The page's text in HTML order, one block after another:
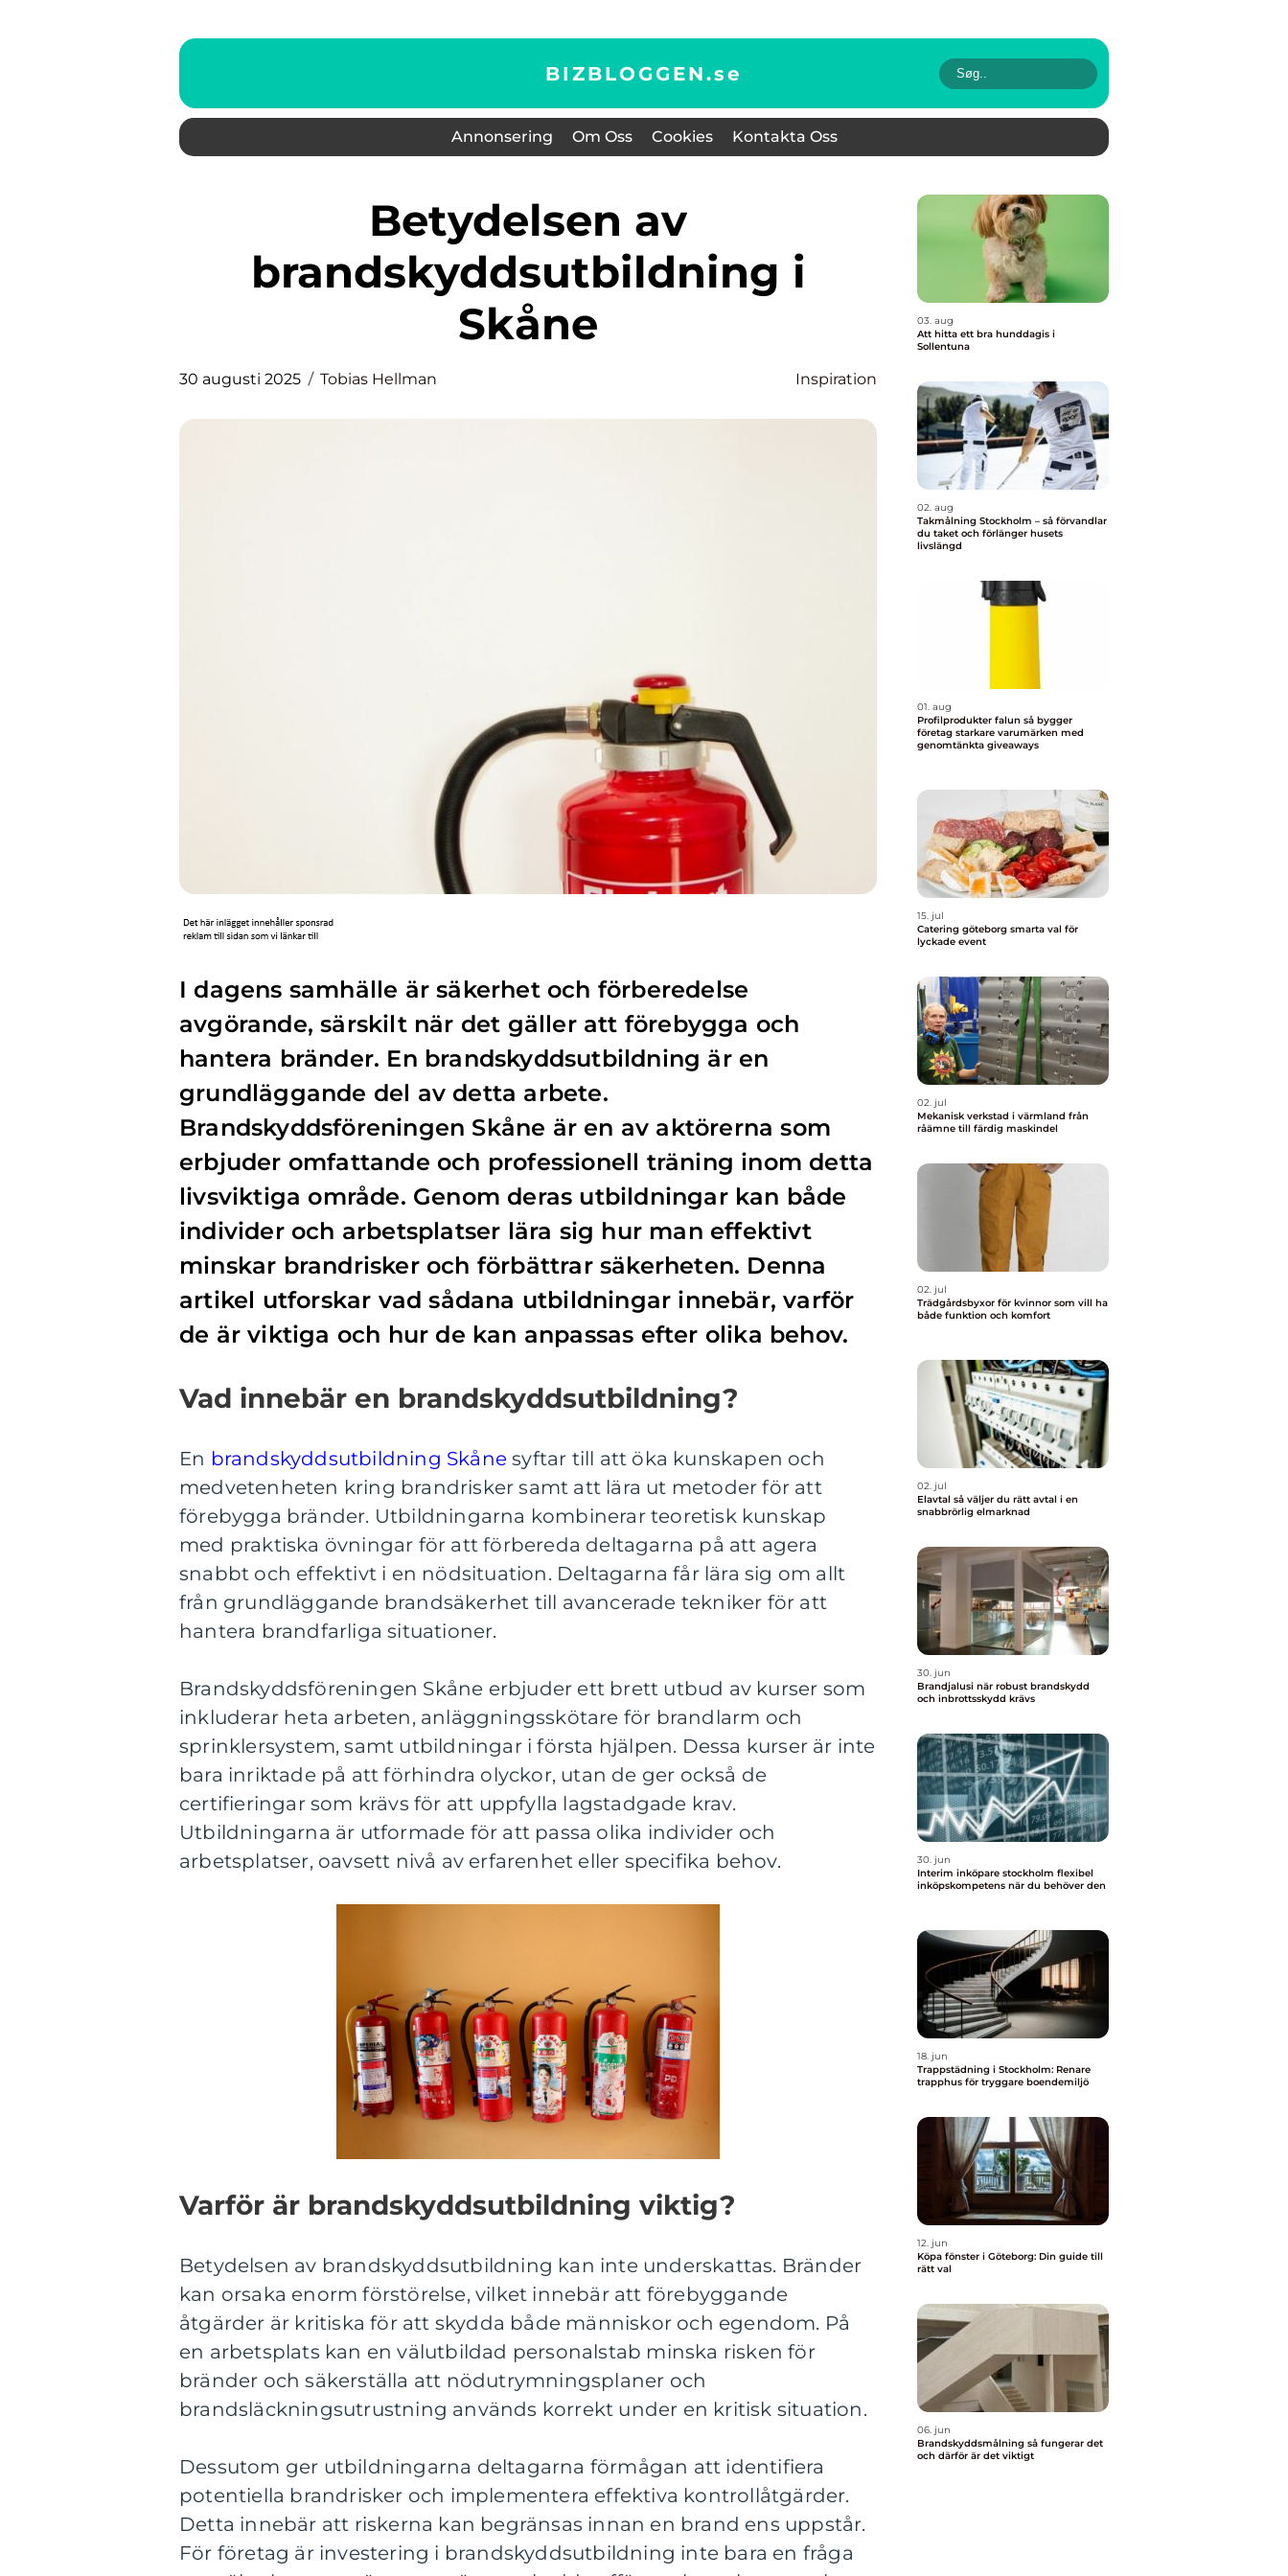
BIZBLOGGEN.se
Annonsering Om Oss Cookies Kontakta Oss
Betydelsen av
brandskyddsutbildning i
Skåne
30 augusti 2025 Tobias Hellman Inspiration
I dagens samhälle är säkerhet och förberedelse
avgörande, särskilt när det gäller att förebygga och
hantera bränder. En brandskyddsutbildning är en
grundläggande del av detta arbete.
Brandskyddsföreningen Skåne är en av aktörerna som
erbjuder omfattande och professionell träning inom detta
livsviktiga område. Genom deras utbildningar kan både
individer och arbetsplatser lära sig hur man effektivt
minskar brandrisker och förbättrar säkerheten. Denna
artikel utforskar vad sådana utbildningar innebär, varför
de är viktiga och hur de kan anpassas efter olika behov.
Vad innebär en brandskyddsutbildning?
En brandskyddsutbildning Skåne syftar till att öka kunskapen och
medvetenheten kring brandrisker samt att lära ut metoder för att
förebygga bränder. Utbildningarna kombinerar teoretisk kunskap
med praktiska övningar för att förbereda deltagarna på att agera
snabbt och effektivt i en nödsituation. Deltagarna får lära sig om allt
från grundläggande brandsäkerhet till avancerade tekniker för att
hantera brandfarliga situationer.
Brandskyddsföreningen Skåne erbjuder ett brett utbud av kurser som
inkluderar heta arbeten, anläggningsskötare för brandlarm och
sprinklersystem, samt utbildningar i första hjälpen. Dessa kurser är inte
bara inriktade på att förhindra olyckor, utan de ger också de
certifieringar som krävs för att uppfylla lagstadgade krav.
Utbildningarna är utformade för att passa olika individer och
arbetsplatser, oavsett nivå av erfarenhet eller specifika behov.
Varför är brandskyddsutbildning viktig?
Betydelsen av brandskyddsutbildning kan inte underskattas. Bränder
kan orsaka enorm förstörelse, vilket innebär att förebyggande
åtgärder är kritiska för att skydda både människor och egendom. På
en arbetsplats kan en välutbildad personalstab minska risken för
bränder och säkerställa att nödutrymningsplaner och
brandsläckningsutrustning används korrekt under en kritisk situation.
Dessutom ger utbildningarna deltagarna förmågan att identifiera
potentiella brandrisker och implementera effektiva kontrollåtgärder.
Detta innebär att riskerna kan begränsas innan en brand ens uppstår.
För företag är investering i brandskyddsutbildning inte bara en fråga
03. aug
Att hitta ett bra hunddagis i
Sollentuna
02. aug
Takmålning Stockholm – så förvandlar
du taket och förlänger husets
livslängd
01. aug
Profilprodukter falun så bygger
företag starkare varumärken med
genomtänkta giveaways
15. jul
Catering göteborg smarta val för
lyckade event
02. jul
Mekanisk verkstad i värmland från
råämne till färdig maskindel
02. jul
Trädgårdsbyxor för kvinnor som vill ha
både funktion och komfort
02. jul
Elavtal så väljer du rätt avtal i en
snabbrörlig elmarknad
30. jun
Brandjalusi när robust brandskydd
och inbrottsskydd krävs
30. jun
Interim inköpare stockholm flexibel
inköpskompetens när du behöver den
18. jun
Trappstädning i Stockholm: Renare
trapphus för tryggare boendemiljö
12. jun
Köpa fönster i Göteborg: Din guide till
rätt val
06. jun
Brandskyddsmålning så fungerar det
och därför är det viktigt